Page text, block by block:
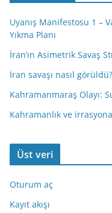
Uyanış Manifestosu 1 –
Yıkma Planı
İran’ın Asimetrik Savaş
İran savaşı nasıl görüldü?
Kahramanmaraş Olayı:
Kahramanlık ve
Üst veri
Oturum aç
Kayıt akışı